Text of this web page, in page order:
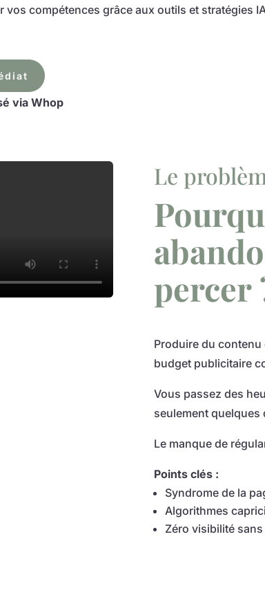
vos compétences grâce aux outils et stratégies
via Whop
Le
percer
Produire du contenu
budget publicitaire
Vous passez des
seulement quelques
Le manque de
Points clés :
Syndrome de la
Algorithmes
Zéro visibilité